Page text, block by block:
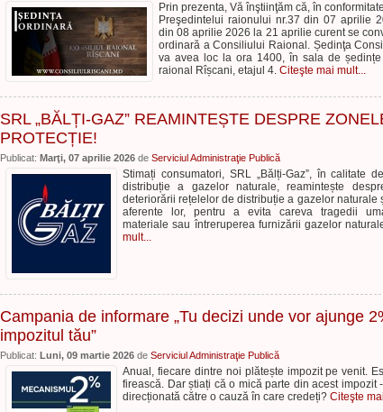
Prin prezenta, Vă înştiinţăm că, în
Preşedintelui raionului nr.37 din 07 aprilie
din 08 aprilie 2026 la 21 aprilie curent se
ordinară a Consiliului Raional. Ședinţa
va avea loc la ora 1400, în sala de
raional Rîșcani, etajul 4. Citeşte mai mult...
SRL „BĂLȚI-GAZ” REAMINTEȘTE DESPRE
PROTECȚIE!
Publicat: Marţi, 07 aprilie 2026 de Serviciul Administraţie Publică
Stimați consumatori, SRL „Bălți-Gaz”, în calitate
distribuție a gazelor naturale, reamintește
deteriorării rețelelor de distribuție a gazelor naturale
aferente lor, pentru a evita careva tragedii
materiale sau întreruperea furnizării gazelor
mult...
Campania de informare „Tu decizi unde vor ajunge
impozitul tău”
Publicat: Luni, 09 martie 2026 de Serviciul Administraţie Publică
Anual, fiecare dintre noi plătește impozit pe venit.
firească. Dar știați că o mică parte din acest impozit
direcționată către o cauză în care credeți? Citeşte